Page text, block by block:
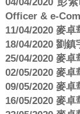
Officer & e-
11/04/2020 麥
18/04/2020 劉
25/04/2020 麥
02/05/2020 麥
09/05/2020 麥
16/05/2020 麥